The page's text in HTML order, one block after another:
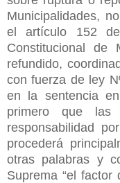
Municipalidades,
el artículo 152
Constitucional de
refundido,
con fuerza de ley
en la sentencia
primero que las
responsabilidad
procederá
otras palabras y
Suprema “el